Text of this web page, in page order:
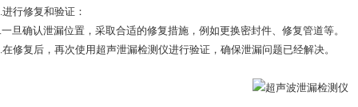
修复和验证：
确认泄漏位置，采取合适的修复措施，例如更换密封件、修复管道等。
复后，再次使用超声泄漏检测仪进行验证，确保泄漏问题已经解决。